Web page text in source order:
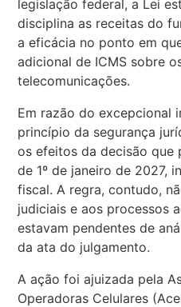
legislação federal, a Lei
disciplina as receitas do
a eficácia no ponto em
adicional de ICMS sobre
telecomunicações.
Em razão do excepcional
princípio da segurança
os efeitos da decisão que
de 1º de janeiro de 2027,
fiscal. A regra, contudo,
judiciais e aos processos
estavam pendentes de
da ata do julgamento.
A ação foi ajuizada pela
Operadoras Celulares